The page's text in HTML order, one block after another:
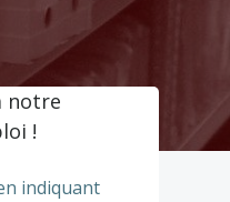
notre
!
indiquant